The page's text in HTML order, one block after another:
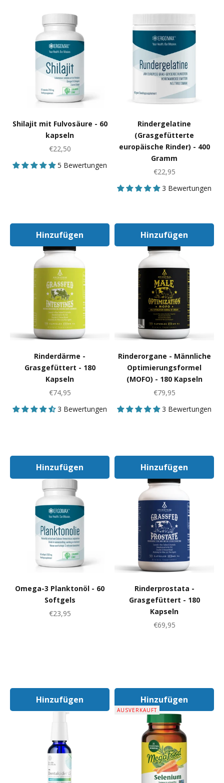
Shilajit mit Fulvosäure - 60
kapseln
Angebot
€22,50
5 Bewertungen
In Den Warenkorb
Hinzufügen
Rindergelatine
(Grasgefütterte
europäische Rinder) - 400
Gramm
Angebot
€22,95
3 Bewertungen
In Den
Hinzufügen
Rinderdärme -
Grasgefüttert - 180
Kapseln
Angebot
€74,95
3 Bewertungen
In Den Warenkorb
Hinzufügen
Rinderorgane - Männliche
Optimierungsformel
(MOFO) - 180 Kapseln
Angebot
€79,95
3 Bewertungen
In Den
Hinzufügen
Omega-3 Planktonöl - 60
Softgels
Angebot
€23,95
In Den Warenkorb
Hinzufügen
Rinderprostata -
Grasgefüttert - 180
Kapseln
Angebot
€69,95
In Den
Hinzufügen
AUSVERKAUFT